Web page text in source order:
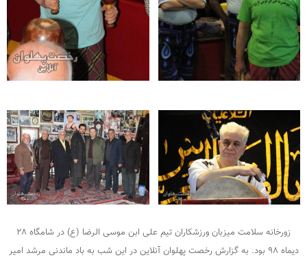
زورخانه سلامت میزبان ورزشکاران تیم علی ابن موسی الرضا (ع) در شامگاه ۲۸
دیماه ۹۸ بود. به گزارش رخصت پهلوان آنلاین در این شب به باد ماندنی مرشد امیر